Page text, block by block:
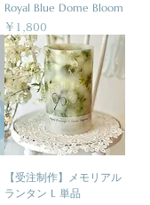
Royal Blue Dome Bloom
価格
￥1,800
【受注制作】メモリアル
ランタン L 単品